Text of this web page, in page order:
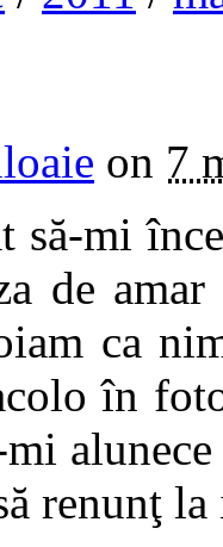
on 7
să-mi
de
ca
în
renunţ